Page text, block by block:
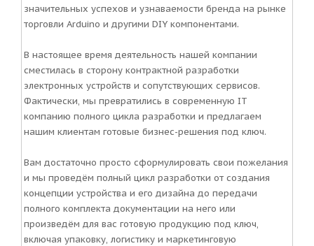
значительных успехов и узнаваемости бренда на рынке
торговли Arduino и другими DIY компонентами.
В настоящее время деятельность нашей компании
сместилась в сторону контрактной разработки
электронных устройств и сопутствующих сервисов.
Фактически, мы превратились в современную IT
компанию полного цикла разработки и предлагаем
нашим клиентам готовые бизнес-решения под ключ.
Вам достаточно просто сформулировать свои пожелания
и мы проведём полный цикл разработки от создания
концепции устройства и его дизайна до передачи
полного комплекта документации на него или
произведём для вас готовую продукцию под ключ,
включая упаковку, логистику и маркетинговую